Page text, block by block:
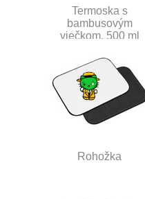
Termoska s
bambusovým
viečkom, 500 ml
Rohožka